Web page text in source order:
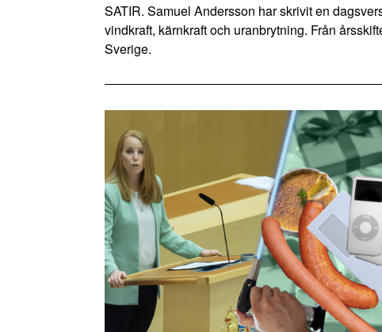
SATIR. Samuel Andersson har skrivit en
vindkraft, kärnkraft och uranbrytning. Från
Sverige.